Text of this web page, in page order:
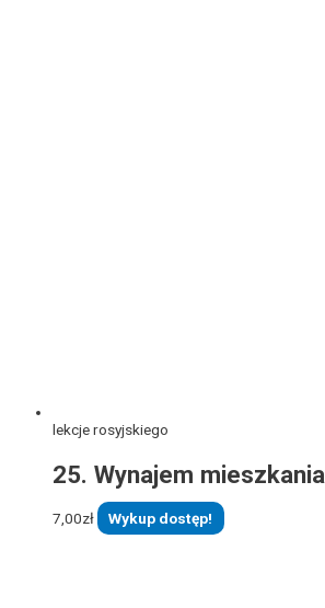
lekcje rosyjskiego
25. Wynajem mieszkania
7,00zł Wykup dostęp!